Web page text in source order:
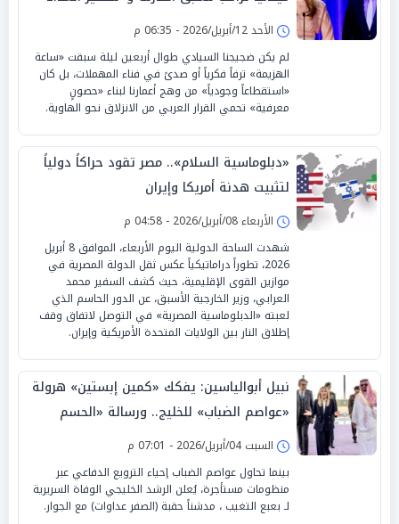
الأخلاقي»
الأحد 12/أبريل/2026 - 06:35 م
لم يكن ضجيجنا السيادي طوال أربعين ليلة سبقت «ساعة
الهزيمة» ترفاً فكرياً أو صدىً في فناء المهملات، بل كان
«استقطاعاً وجودياً» من وهج أعمارنا لبناء «حصونٍ
معرفية» تحمي القرار العربي من الانزلاق نحو الهاوية.
«دبلوماسية السلام».. مصر تقود حراكاً دولياً
لتثبيت هدنة أمريكا وإيران
الأربعاء 08/أبريل/2026 - 04:58 م
شهدت الساحة الدولية اليوم الأربعاء، الموافق 8 أبريل
2026، تطوراً دراماتيكياً عكس ثقل الدولة المصرية في
موازين القوى الإقليمية، حيث كشف السفير محمد
العرابي، وزير الخارجية الأسبق، عن الدور الحاسم الذي
لعبته «الدبلوماسية المصرية» في التوصل لاتفاق وقف
إطلاق النار بين الولايات المتحدة الأمريكية وإيران.
نبيل أبوالياسين: يفكك «كمين إبستين» هرولة
«عواصم الضباب» للخليج.. ورسالة «الحسم
الدبلوماسي» لـ «طهران »
السبت 04/أبريل/2026 - 07:01 م
بينما تحاول عواصم الضباب إحياء الترويع الدفاعي عبر
منظومات مستأجرة، يُعلن الرشد الخليجي الوفاة السريرية
لـ بعبع التغيب ، مدشناً حقبة (الصفر عداوات) مع الجوار.